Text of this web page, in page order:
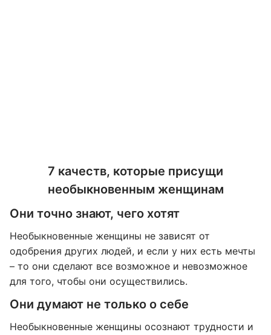
7 качеств, которые присущи
необыкновенным женщинам
Они точно знают, чего хотят
Необыкновенные женщины не зависят от
одобрения других людей, и если у них есть мечты
– то они сделают все возможное и невозможное
для того, чтобы они осуществились.
Они думают не только о себе
Необыкновенные женщины осознают трудности и